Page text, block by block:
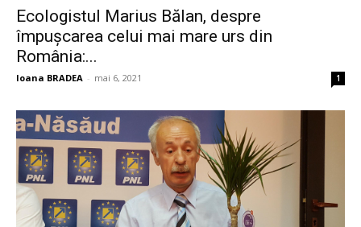
Ecologistul Marius Bălan, despre
împușcarea celui mai mare urs din
România:...
Ioana BRADEA - mai 6, 2021 1